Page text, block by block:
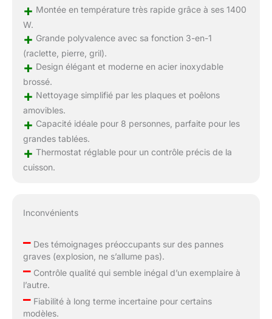
+ Montée en température très rapide grâce à ses 1400
W.
+ Grande polyvalence avec sa fonction 3-en-1
(raclette, pierre, gril).
+ Design élégant et moderne en acier inoxydable
brossé.
+ Nettoyage simplifié par les plaques et poêlons
amovibles.
+ Capacité idéale pour 8 personnes, parfaite pour les
grandes tablées.
+ Thermostat réglable pour un contrôle précis de la
cuisson.
Inconvénients
–Des témoignages préoccupants sur des pannes
graves (explosion, ne s’allume pas).
–Contrôle qualité qui semble inégal d’un exemplaire à
l’autre.
–Fiabilité à long terme incertaine pour certains
modèles.